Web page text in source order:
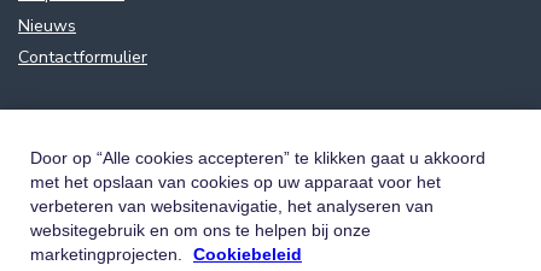
Nieuws
Contactformulier
Door op “Alle cookies accepteren” te klikken gaat u akkoord
met het opslaan van cookies op uw apparaat voor het
verbeteren van websitenavigatie, het analyseren van
websitegebruik en om ons te helpen bij onze
marketingprojecten.
Cookiebeleid